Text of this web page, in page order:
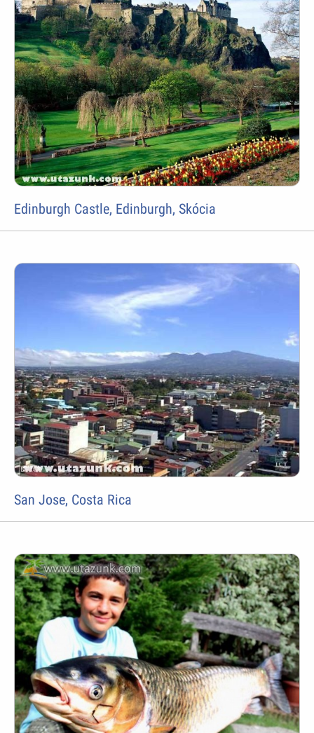
Edinburgh Castle, Edinburgh, Skócia
San Jose, Costa Rica